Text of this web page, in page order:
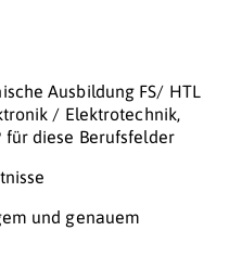
Ausbildung FS/ HTL
/ Elektrotechnik,
für diese Berufsfelder
und genauem